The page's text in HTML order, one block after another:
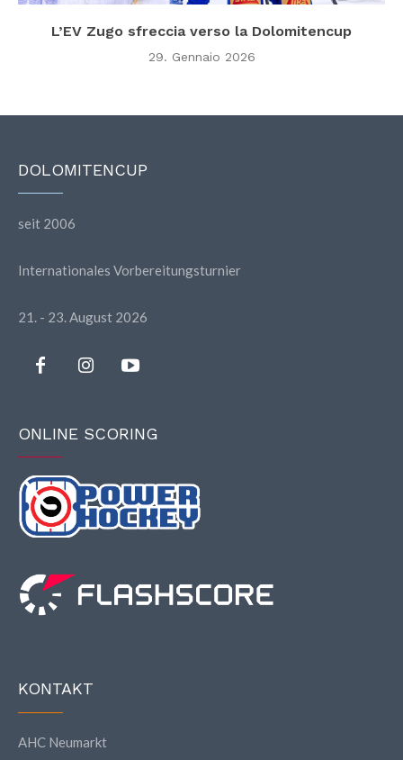
L’EV Zugo sfreccia verso la Dolomitencup
29. Gennaio 2026
DOLOMITENCUP
seit 2006
Internationales Vorbereitungsturnier
21. - 23. August 2026
ONLINE SCORING
KONTAKT
AHC Neumarkt